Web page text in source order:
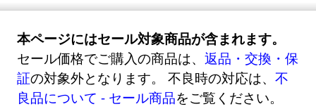
本ページにはセール対象商品が含まれます。
セール価格でご購入の商品は、返品・交換・保
証の対象外となります。 不良時の対応は、不
良品について - セール商品をご覧ください。